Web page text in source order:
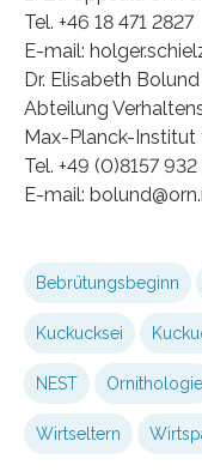
Tel. +46 18 471 2827
E-mail:
Dr. Elisabeth
Abteilung
Max-Planck-Institut
Tel. +49 (0)8157
E-mail:
Bebrütungsbeginn
Kuckucksei
NEST Ornithologie
Wirtseltern